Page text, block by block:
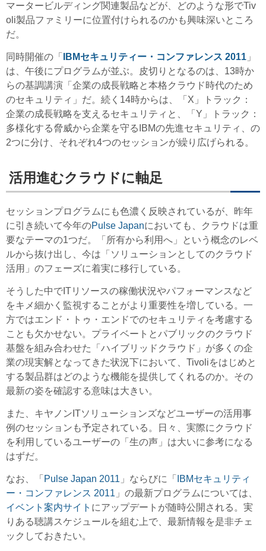
マータービルディング関連製品などが、どのような形でTiv
oli製品ファミリーに位置付けられるのかも興味深いところ
だ。
同時開催の「 IBMセキュリティー・コンファレンス 2011 」
は、午後にプログラムが並ぶ。皮切りとなるのは、13時か
らの基調講演「企業の成長戦略と本格クラウド時代のため
のセキュリティ」だ。続く14時からは、「X」トラック：
企業の成長戦略を支えるセキュリティと、「Y」トラック：
多様化する脅威から企業を守るIBMの先進セキュリティ、の
2つに分け、それぞれ4つのセッションが繰り広げられる。
活用進むクラウドに軸足
セッションプログラムにも色濃く反映されているが、昨年
に引き続いて今年のPulse Japanにおいても、クラウドは重
要なテーマの1つだ。「所有から利用へ」という概念のレベ
ルから抜け出し、今は「ソリューションとしてのクラウド
活用」のフェーズに着実に移行している。
そうした中でITリソースの稼働状況やパフォーマンスなど
をキメ細かく監視することがより重要性を増している。一
方ではエンド・トゥ・エンドでのセキュリティを考慮する
ことも欠かせない。プライベートとパブリックのクラウド
基盤を組み合わせた「ハイブリッドクラウド」が多くの企
業の現実解となってきた状況下において、Tivoliをはじめと
する製品群はどのような機能を提供してくれるのか。その
最新の姿を確認する意味は大きい。
また、キヤノンITソリューションズなどユーザーの活用事
例のセッションも予定されている。日々、実際にクラウド
を利用しているユーザーの「生の声」は大いに参考になる
はずだ。
なお、「 Pulse Japan 2011 」ならびに「
IBMセキュリティ
ー・コンファレンス 2011 」の最新プログラムについては、
イベント案内サイト にアップデートが随時公開される。実
りある聴講スケジュールを組む上で、最新情報を是非チェ
ックしておきたい。